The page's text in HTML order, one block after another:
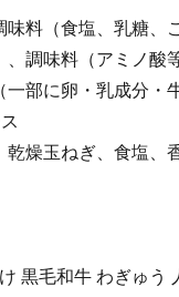
味料（食塩、乳糖、
、調味料（アミノ酸
部に卵・乳成分・
燥玉ねぎ、食塩、
黒毛和牛 わぎゅう